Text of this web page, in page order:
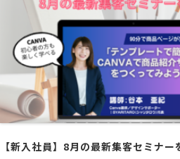
【新入社員】8月の最新集客セミナー